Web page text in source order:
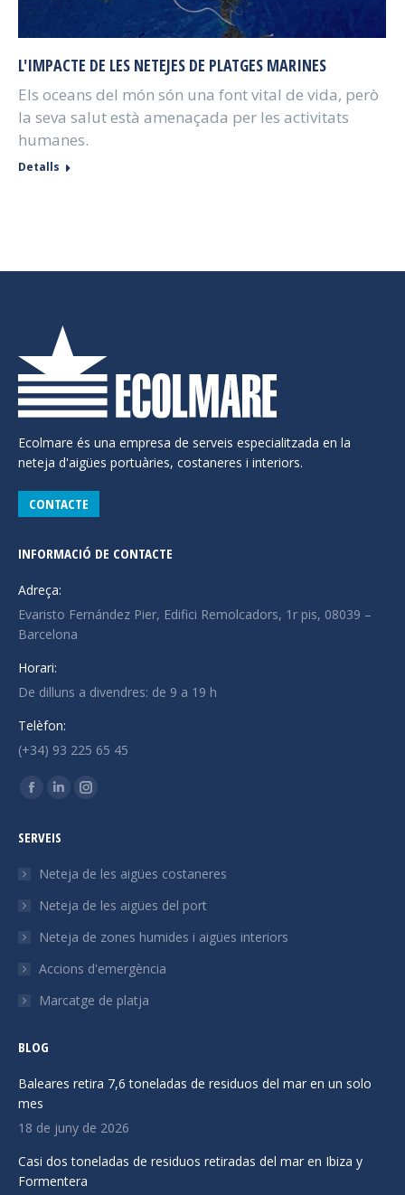
L'IMPACTE DE LES NETEJES DE PLATGES MARINES
Els oceans del món són una font vital de vida, però
la seva salut està amenaçada per les activitats
humanes.
Detalls
Ecolmare és una empresa de serveis especialitzada en la
neteja d'aigües portuàries, costaneres i interiors.
CONTACTE
INFORMACIÓ DE CONTACTE
Adreça:
Evaristo Fernández Pier, Edifici Remolcadors, 1r pis, 08039 –
Barcelona
Horari:
De dilluns a divendres: de 9 a 19 h
Telèfon:
(+34) 93 225 65 45
Trobeu-nos a:
La
Facebook
s'obre
una
finestra
nova
La
Linkedin
s'obre
una
finestra
nova
La
s'obre
una
finestra
nova
SERVEIS
Neteja de les aigües costaneres
Neteja de les aigües del port
Neteja de zones humides i aigües interiors
Accions d'emergència
Marcatge de platja
BLOG
Baleares retira 7,6 toneladas de residuos del mar en un solo
mes
18 de juny de 2026
Casi dos toneladas de residuos retiradas del mar en Ibiza y
Formentera